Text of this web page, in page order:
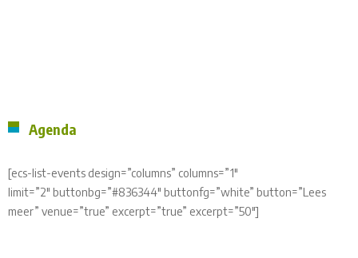
Agenda
[ecs-list-events design=”columns” columns=”1″
limit=”2″ buttonbg=”#836344″ buttonfg=”white” button=”Lees
meer” venue=”true” excerpt=”true” excerpt=”50″]